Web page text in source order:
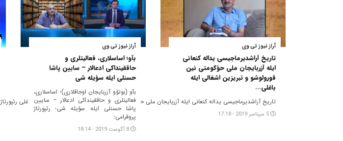
آراز نیوز تی وی
تاریخ آراشدیرماجیسی یداله کنعانی
ایله آزربایجان ملی حؤکومتی نین
قورولوشو و تبریزین اشغالی ایله
باغلی...
تاریخ آراشدیرماجیسی یداله کنعانی ایله آزربایجان ملی حؤکومتی نین قورولوشو و تبریزین اشغالی ایله باغلی رئپورتاژ
5 سپتامبر 2019 - 17:18
آراز نیوز تی وی
بآو؛ اساسلاری، فعالیتلری و
حاققینداکی ادعالار – سایین پاشا
حسنلی ایله سؤیله شی
بآو (بوتؤو آزربایجان اوجاقلاری)؛ اساسلاری،
فعالیتلری و حاققینداکی ادعالار – سایین
پاشا حسنلی ایله سؤیله شی؛ رئپورتاژ
پروقرامی؛
8 آگوست 2019 - 18:14